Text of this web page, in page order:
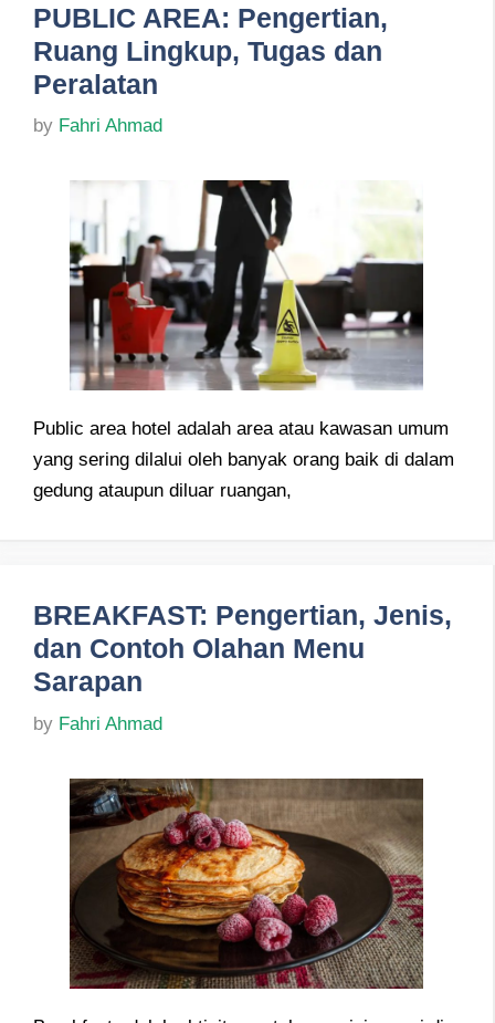
PUBLIC AREA: Pengertian,
Ruang Lingkup, Tugas dan
Peralatan
by Fahri Ahmad
Public area hotel adalah area atau kawasan umum
yang sering dilalui oleh banyak orang baik di dalam
gedung ataupun diluar ruangan,
BREAKFAST: Pengertian, Jenis,
dan Contoh Olahan Menu
Sarapan
by Fahri Ahmad